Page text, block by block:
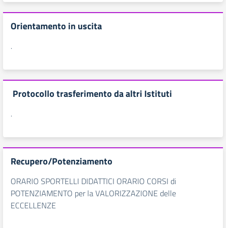
Orientamento in uscita
.
Protocollo trasferimento da altri Istituti
.
Recupero/Potenziamento
ORARIO SPORTELLI DIDATTICI ORARIO CORSI di
POTENZIAMENTO per la VALORIZZAZIONE delle
ECCELLENZE